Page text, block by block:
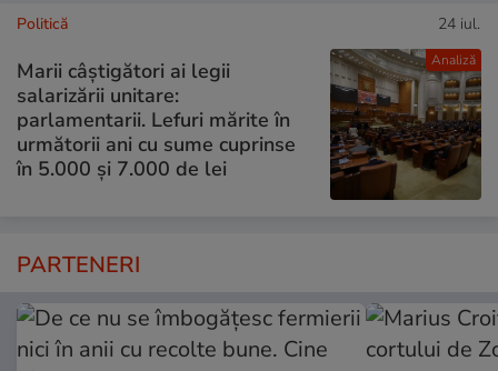
Analiză
Politică 24 iul.
Marii câștigători ai legii
salarizării unitare:
parlamentarii. Lefuri mărite în
următorii ani cu sume cuprinse
în 5.000 și 7.000 de lei
PARTENERI